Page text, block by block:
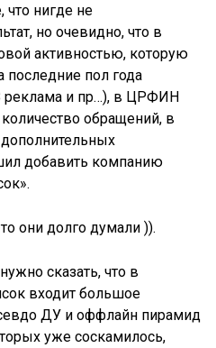
что нигде не
но очевидно, что в
активностью, которую
последние пол года
реклама и пр…), в ЦРФИН
обращений, в
добавить компанию
они долго думали )).
сказать, что в
входит большое
ДУ и оффлайн пирамид
уже соскамилось,